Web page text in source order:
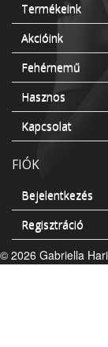
Termékeink
Akcióink
Fehérnemű
Hasznos
Kapcsolat
FIÓK
Bejelentkezés
Regisztráció
© 2026 Gabriella